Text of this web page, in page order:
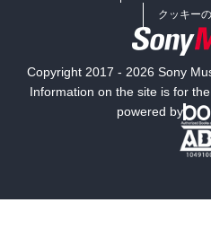
ミステリー
クッキー
Copyright 2017 - 2026 Sony
Information on the site is for
powered by